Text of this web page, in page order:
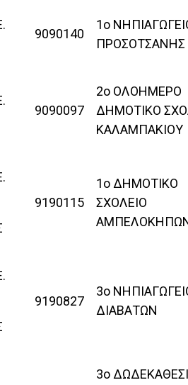
9090140
1ο
ΠΡΟΣΟΤΣΑΝΗΣ
9090097
2ο ΟΛΟΗΜΕΡΟ
ΔΗΜΟΤΙΚΟ
ΚΑΛΑΜΠΑΚΙΟΥ
9190115
1ο ΔΗΜΟΤΙΚΟ
ΣΧΟΛΕΙΟ
9190827
3ο
ΔΙΑΒΑΤΩΝ
3ο